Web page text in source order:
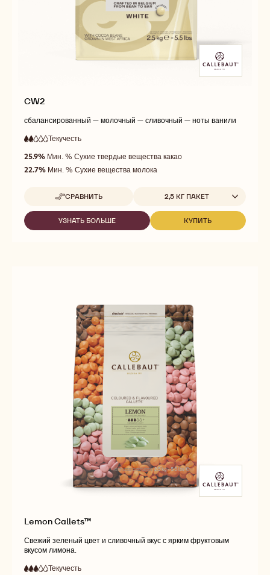
CW2
сбалансированный — молочный — сливочный — ноты ванили
2
out
of
5
Текучесть
текучесть
25.9% Мин. % Сухие твердые вещества какао
22.7% Мин. % Сухие вещества молока
СРАВНИТЬ
-
CW2
Доступные размеры
2,5 КГ ПАКЕТ
УЗНАТЬ БОЛЬШЕ
-
КУПИТЬ
-
Lemon Callets™
Свежий зеленый цвет и сливочный вкус с ярким фруктовым
вкусом лимона.
3 Текучесть